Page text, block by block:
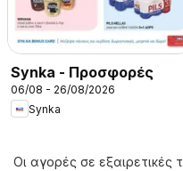
Synka - Προσφορές
06/08 - 26/08/2026
Synka
Οι αγορές σε εξαιρετικές